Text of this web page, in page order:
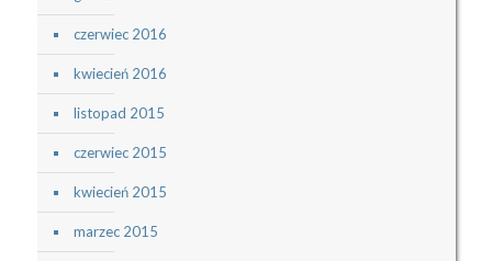
czerwiec 2016
kwiecień 2016
listopad 2015
czerwiec 2015
kwiecień 2015
marzec 2015